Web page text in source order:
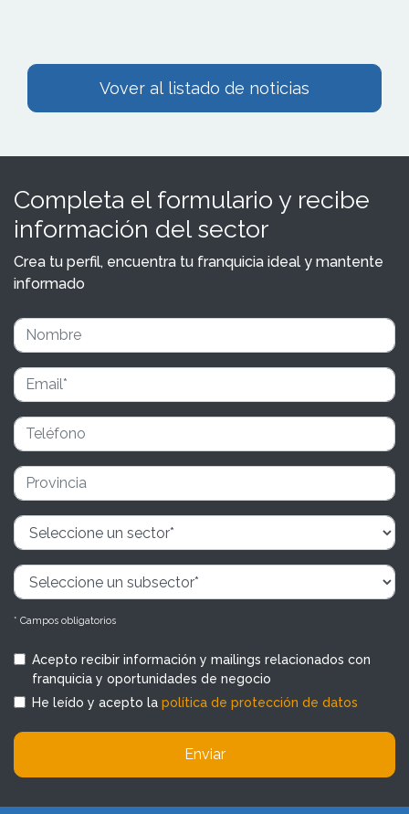
Vover al listado de noticias
Completa el formulario y recibe
información del sector
Crea tu perfil, encuentra tu franquicia ideal y mantente
informado
* Campos obligatorios
Acepto recibir información y mailings relacionados con
franquicia y oportunidades de negocio
He leído y acepto la política de protección de datos
Enviar